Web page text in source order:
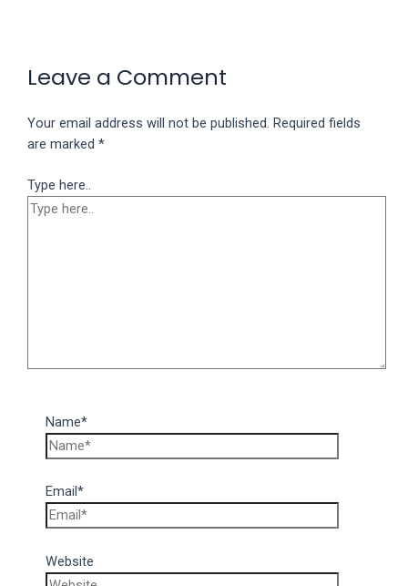
Leave a Comment
Your email address will not be published. Required fields
are marked*
Type here..
Name*
Email*
Website